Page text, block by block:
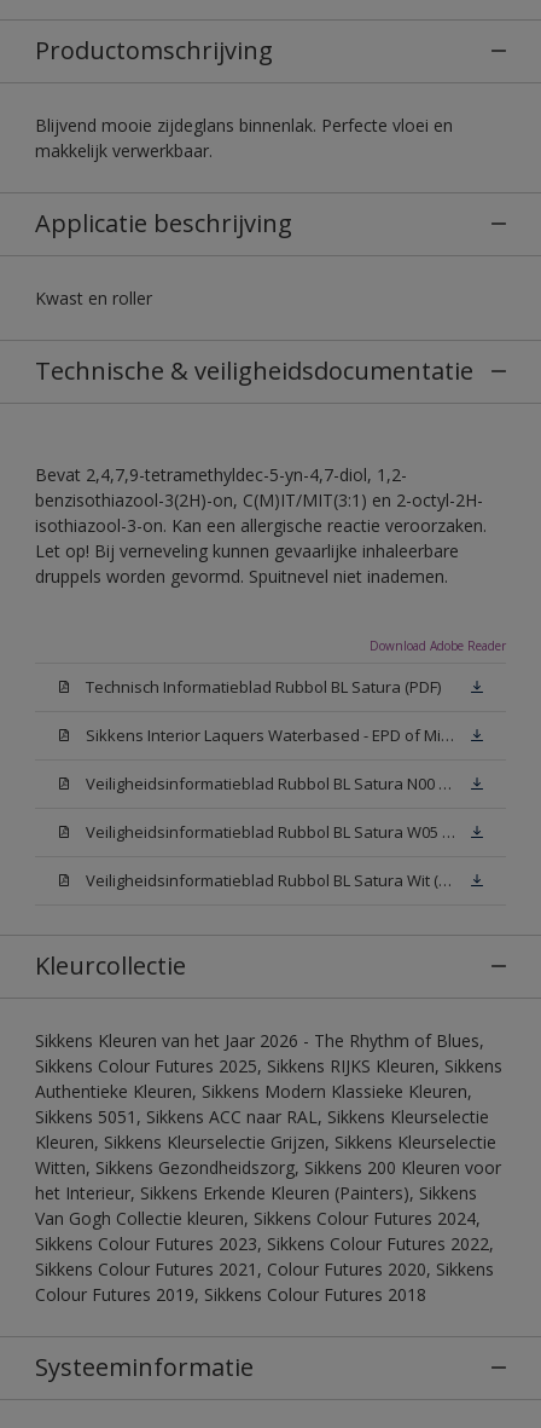
Productomschrijving
Blijvend mooie zijdeglans binnenlak. Perfecte vloei en
makkelijk verwerkbaar.
Applicatie beschrijving
Kwast en roller
Technische & veiligheidsdocumentatie
Bevat 2,4,7,9-tetramethyldec-5-yn-4,7-diol, 1,2-
benzisothiazool-3(2H)-on, C(M)IT/MIT(3:1) en 2-octyl-2H-
isothiazool-3-on. Kan een allergische reactie veroorzaken.
Let op! Bij verneveling kunnen gevaarlijke inhaleerbare
druppels worden gevormd. Spuitnevel niet inademen.
Download Adobe Reader
Technisch Informatieblad Rubbol BL Satura (PDF)
Sikkens Interior Laquers Waterbased - EPD of Milieuproductverklaring
Veiligheidsinformatieblad Rubbol BL Satura N00 (MSDS)
Veiligheidsinformatieblad Rubbol BL Satura W05 (MSDS)
Veiligheidsinformatieblad Rubbol BL Satura Wit (MSDS)
Kleurcollectie
Sikkens Kleuren van het Jaar 2026 - The Rhythm of Blues,
Sikkens Colour Futures 2025, Sikkens RIJKS Kleuren, Sikkens
Authentieke Kleuren, Sikkens Modern Klassieke Kleuren,
Sikkens 5051, Sikkens ACC naar RAL, Sikkens Kleurselectie
Kleuren, Sikkens Kleurselectie Grijzen, Sikkens Kleurselectie
Witten, Sikkens Gezondheidszorg, Sikkens 200 Kleuren voor
het Interieur, Sikkens Erkende Kleuren (Painters), Sikkens
Van Gogh Collectie kleuren, Sikkens Colour Futures 2024,
Sikkens Colour Futures 2023, Sikkens Colour Futures 2022,
Sikkens Colour Futures 2021, Colour Futures 2020, Sikkens
Colour Futures 2019, Sikkens Colour Futures 2018
Systeeminformatie